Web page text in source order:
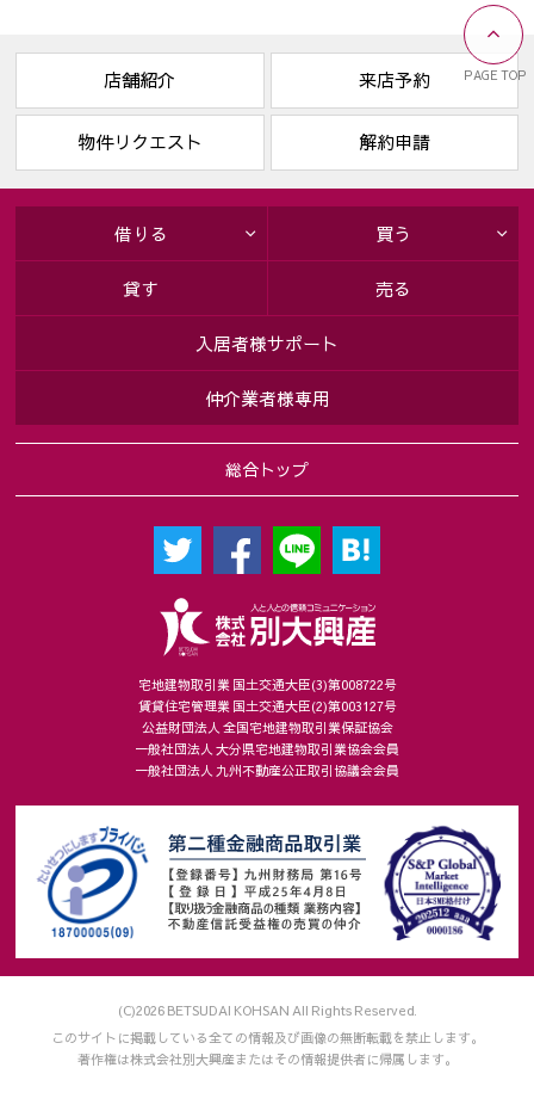
PAGE TOP
店舗紹介 来店予約
物件リクエスト 解約申請
宅地建物取引業 国土交通大臣(3)第008722号
賃貸住宅管理業 国土交通大臣(2)第003127号
公益財団法人 全国宅地建物取引業保証協会
一般社団法人 大分県宅地建物取引業協会会員
一般社団法人 九州不動産公正取引協議会会員
総合トップ
借りる 買う
貸す 売る
入居者様サポート
仲介業者様専用
(C)2026 BETSUDAI KOHSAN All Rights Reserved.
このサイトに掲載している全ての情報及び画像の無断転載を禁止します。
著作権は株式会社別大興産またはその情報提供者に帰属します。